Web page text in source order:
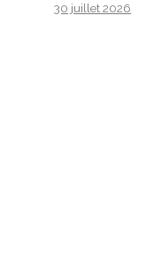
30 juillet 2026